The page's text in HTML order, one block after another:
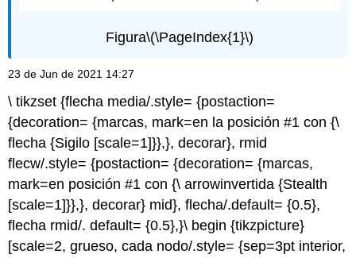
Figura\(\PageIndex{1}\)
23 de Jun de 2021 14:27
\ tikzset {flecha media/.style= {postaction=
{decoration= {marcas, mark=en la posición #1 con {\
flecha {Sigilo [scale=1]}},}, decorar}, rmid
flecw/.style= {postaction= {decoration= {marcas,
mark=en posición #1 con {\ arrowinvertida {Stealth
[scale=1]}},}, decorar} mid}, flecha/.default= {0.5},
flecha rmid/. default= {0.5},}\ begin {tikzpicture}
[scale=2, grueso, cada nodo/.style= {sep=3pt interior,